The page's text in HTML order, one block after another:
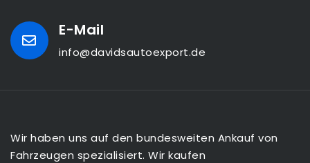
E-Mail
info@davidsautoexport.de
Wir haben uns auf den bundesweiten Ankauf von
Fahrzeugen spezialisiert. Wir kaufen